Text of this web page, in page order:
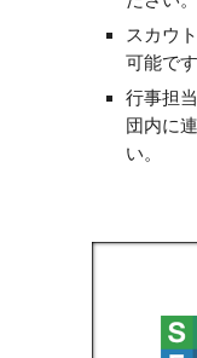
スカウ
可能です
行事担
団内に
い。